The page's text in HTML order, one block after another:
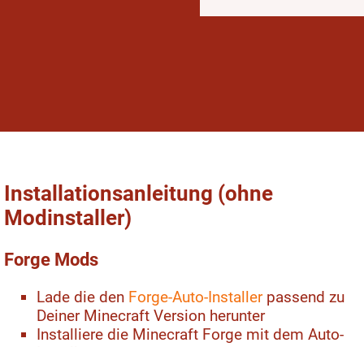
Installationsanleitung (ohne
Modinstaller)
Forge Mods
Lade die den Forge-Auto-Installerpassend zu
Deiner Minecraft Version herunter
Installiere die Minecraft Forge mit dem Auto-